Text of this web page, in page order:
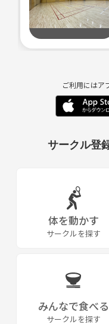
ご利用にはア
サークル登
体を動かす
サークルを探す
みんなで食べる
サークルを探す